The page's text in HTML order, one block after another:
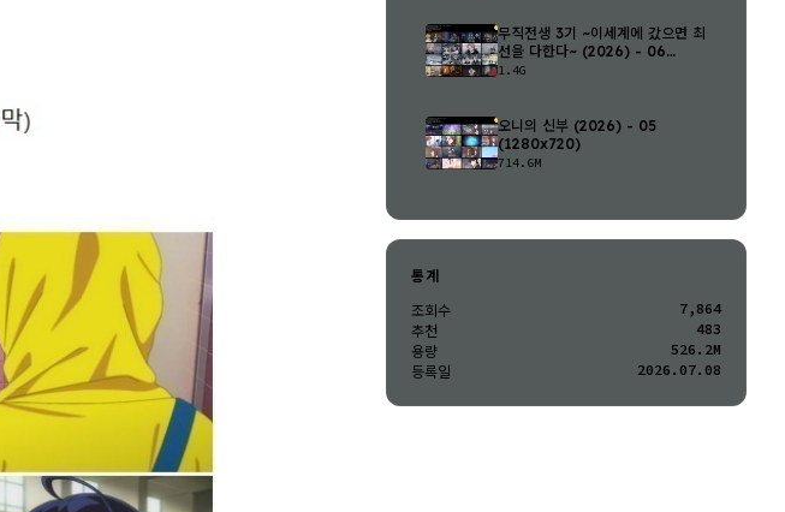
무직전생 3기 ~이세계에 갔으면 최
선을 다한다~ (2026) - 06
(1920..
1.4G
오니의 신부 (2026) - 05
(1280x720)
714.6M
통계
조회수
7,864
추천
483
용량
526.2M
등록일
2026.07.08